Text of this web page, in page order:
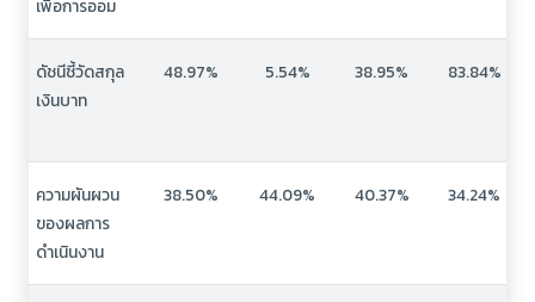
เพื่อการออม
ดัชนีชี้วัดสกุล
เงินบาท
48.97% 5.54% 38.95% 83.84%
ความผันผวน
ของผลการ
ดำเนินงาน
38.50% 44.09% 40.37% 34.24%